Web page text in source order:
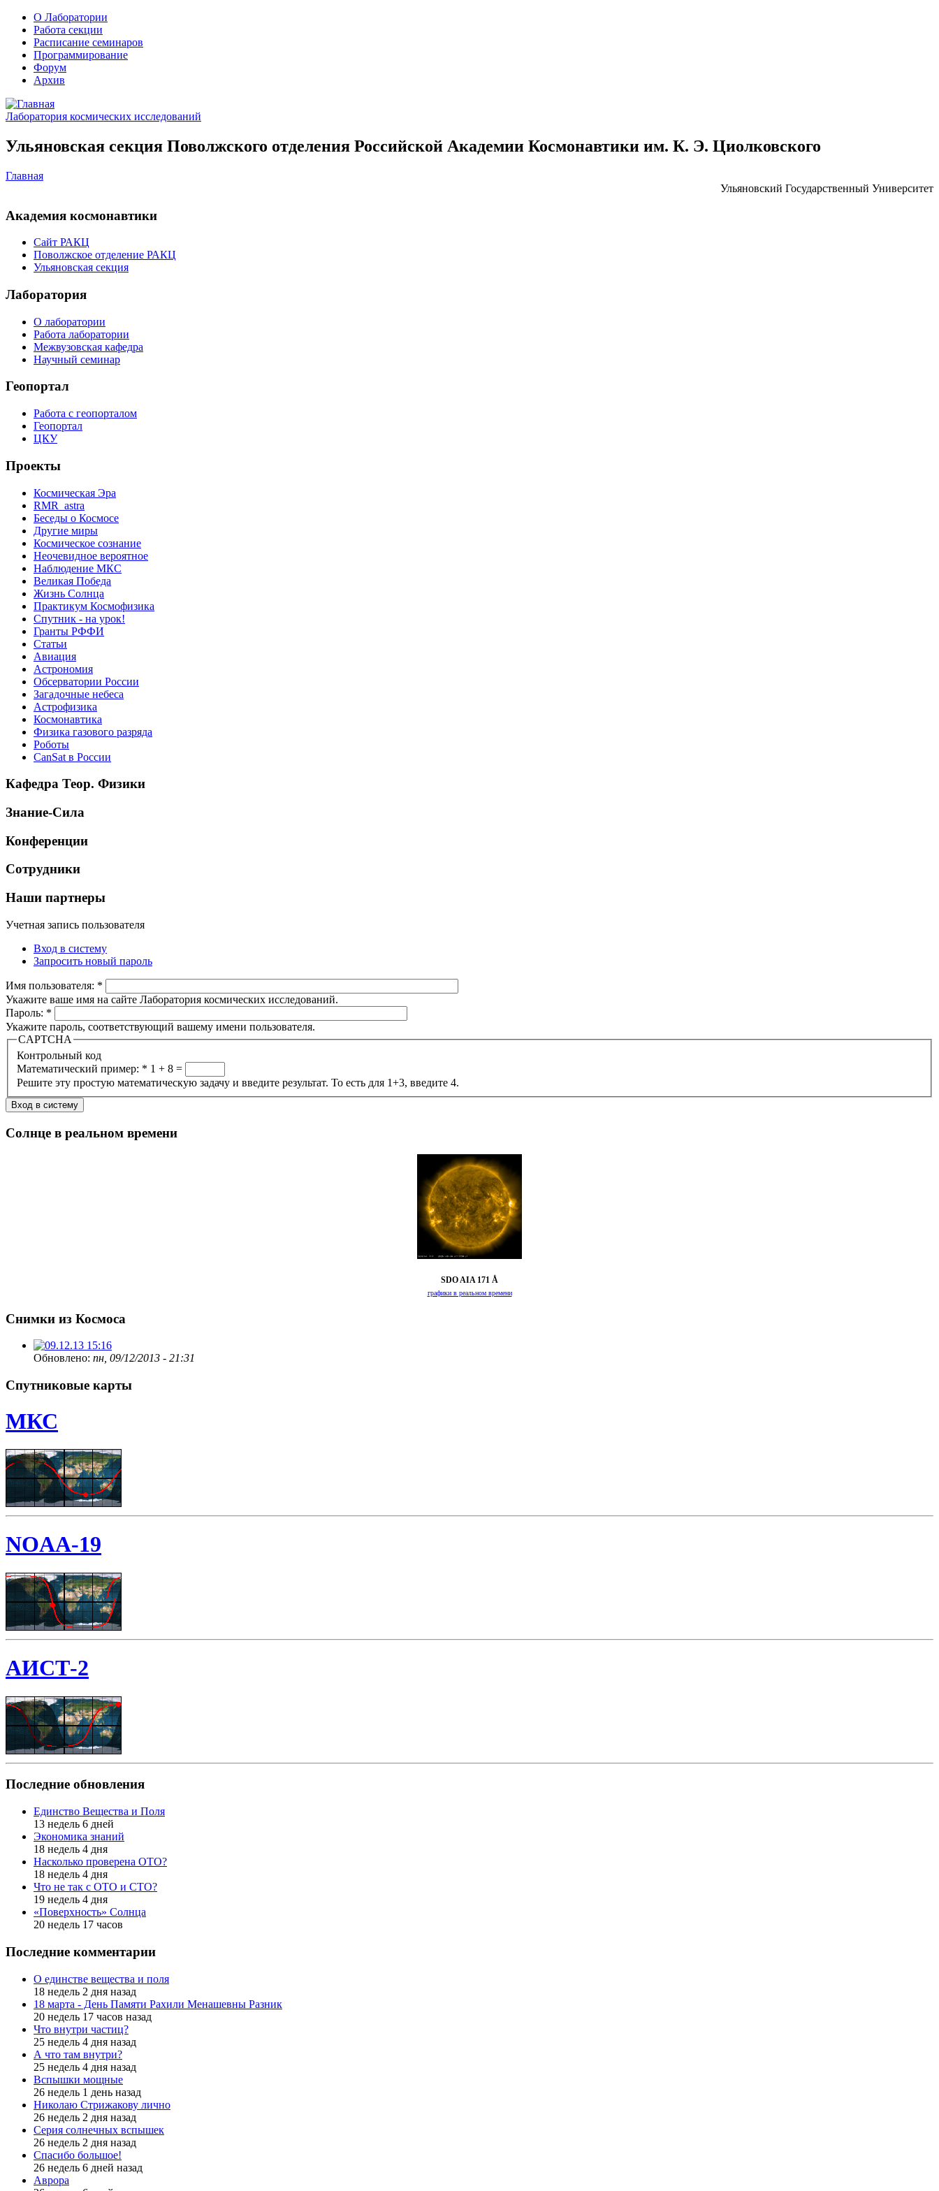
О Лаборатории
Работа секции
Расписание семинаров
Программирование
Форум
Архив
Лаборатория космических исследований
Ульяновская секция Поволжского отделения Российской Академии Космонавтики им. К. Э. Циолковского
Главная
Ульяновский Государственный Университет
Академия космонавтики
Сайт РАКЦ
Поволжское отделение РАКЦ
Ульяновская секция
Лаборатория
О лаборатории
Работа лаборатории
Межвузовская кафедра
Научный семинар
Геопортал
Работа с геопорталом
Геопортал
ЦКУ
Проекты
Космическая Эра
RMR_astra
Беседы о Космосе
Другие миры
Космическое сознание
Неочевидное вероятное
Наблюдение МКС
Великая Победа
Жизнь Солнца
Практикум Космофизика
Спутник - на урок!
Гранты РФФИ
Статьи
Авиация
Астрономия
Обсерватории России
Загадочные небеса
Астрофизика
Космонавтика
Физика газового разряда
Роботы
CanSat в России
Кафедра Теор. Физики
Знание-Сила
Конференции
Сотрудники
Наши партнеры
Учетная запись пользователя
Вход в систему
Запросить новый пароль
Имя пользователя: *
Укажите ваше имя на сайте Лаборатория космических исследований.
Пароль: *
Укажите пароль, соответствующий вашему имени пользователя.
CAPTCHA
Контрольный код
Математический пример: * 1 + 8 =
Решите эту простую математическую задачу и введите результат. То есть для 1+3, введите 4.
Солнце в реальном времени
SDO AIA 171 Å
графики в реальном времени
Снимки из Космоса
Обновлено: пн, 09/12/2013 - 21:31
Спутниковые карты
МКС
NOAA-19
АИСТ-2
Последние обновления
Единство Вещества и Поля
13 недель 6 дней
Экономика знаний
18 недель 4 дня
Насколько проверена ОТО?
18 недель 4 дня
Что не так с ОТО и СТО?
19 недель 4 дня
«Поверхность» Солнца
20 недель 17 часов
Последние комментарии
О единстве вещества и поля
18 недель 2 дня назад
18 марта - День Памяти Рахили Менашевны Разник
20 недель 17 часов назад
Что внутри частиц?
25 недель 4 дня назад
А что там внутри?
25 недель 4 дня назад
Вспышки мощные
26 недель 1 день назад
Николаю Стрижакову лично
26 недель 2 дня назад
Серия солнечных вспышек
26 недель 2 дня назад
Спасибо большое!
26 недель 6 дней назад
Аврора